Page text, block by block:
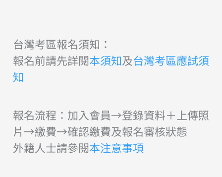
台灣考區報名須知：
報名前請先詳閱本須知及台灣考區應試須
知
報名流程：加入會員→登錄資料＋上傳照
片→繳費→確認繳費及報名審核狀態
外籍人士請參閱本注意事項